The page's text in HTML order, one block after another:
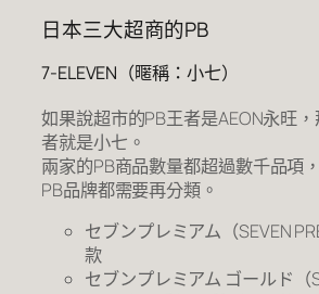
日本三大超商的PB
7-ELEVEN（暱稱：小七）
如果說超市的PB王者是AEON永旺
者就是小七。
兩家的PB商品數量都超過數千品項
PB品牌都需要再分類。
セブンプレミアム（SEVEN
款
セブンプレミアム ゴールド（